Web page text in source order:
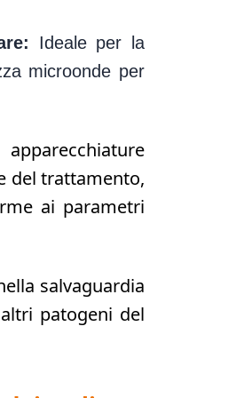
Ideale per la
microonde per
del trattamento,
ai parametri
salvaguardia
patogeni del